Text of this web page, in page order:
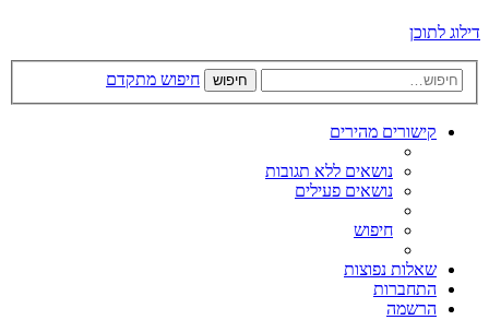
דילוג לתוכן
חיפוש חיפוש מתקדם
קישורים מהירים
נושאים ללא תגובות
נושאים פעילים
חיפוש
שאלות נפוצות
התחברות
הרשמה